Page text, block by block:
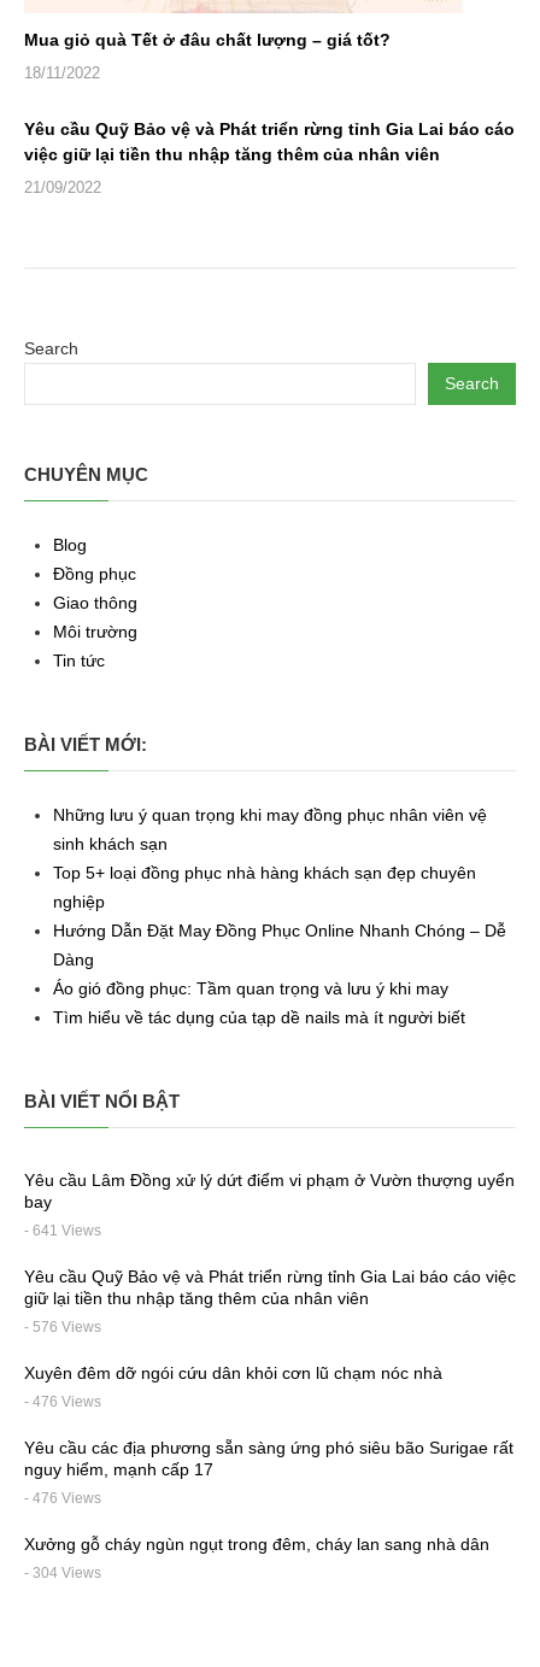
Mua giỏ quà Tết ở đâu chất lượng – giá tốt?
18/11/2022
Yêu cầu Quỹ Bảo vệ và Phát triển rừng tỉnh Gia Lai báo cáo
việc giữ lại tiền thu nhập tăng thêm của nhân viên
21/09/2022
Search
Search
CHUYÊN MỤC
Blog
Đồng phục
Giao thông
Môi trường
Tin tức
BÀI VIẾT MỚI:
Những lưu ý quan trọng khi may đồng phục nhân viên vệ
sinh khách sạn
Top 5+ loại đồng phục nhà hàng khách sạn đẹp chuyên
nghiệp
Hướng Dẫn Đặt May Đồng Phục Online Nhanh Chóng – Dễ
Dàng
Áo gió đồng phục: Tầm quan trọng và lưu ý khi may
Tìm hiểu về tác dụng của tạp dề nails mà ít người biết
BÀI VIẾT NỔI BẬT
Yêu cầu Lâm Đồng xử lý dứt điểm vi phạm ở Vườn thượng uyển
bay
- 641 Views
Yêu cầu Quỹ Bảo vệ và Phát triển rừng tỉnh Gia Lai báo cáo việc
giữ lại tiền thu nhập tăng thêm của nhân viên
- 576 Views
Xuyên đêm dỡ ngói cứu dân khỏi cơn lũ chạm nóc nhà
- 476 Views
Yêu cầu các địa phương sẵn sàng ứng phó siêu bão Surigae rất
nguy hiểm, mạnh cấp 17
- 476 Views
Xưởng gỗ cháy ngùn ngụt trong đêm, cháy lan sang nhà dân
- 304 Views